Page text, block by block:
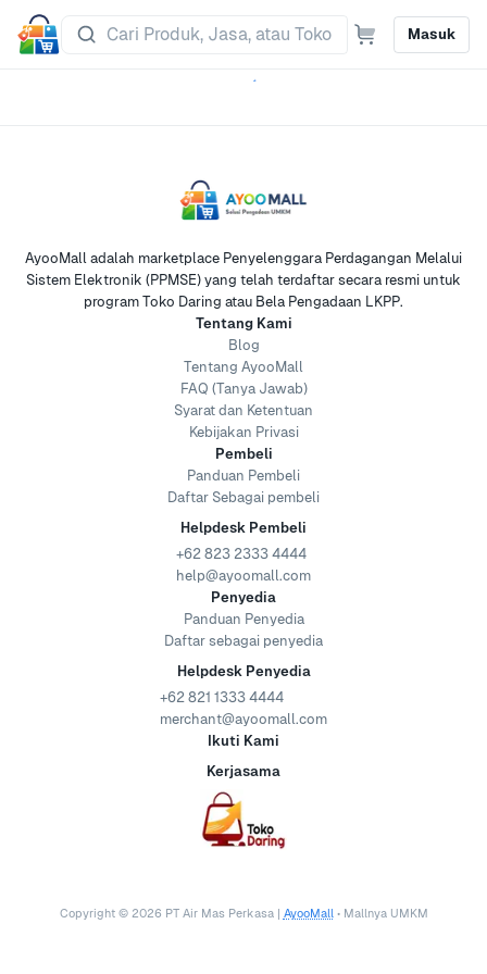
Masuk
AyooMall adalah marketplace Penyelenggara Perdagangan Melalui
Sistem Elektronik (PPMSE) yang telah terdaftar secara resmi untuk
program Toko Daring atau Bela Pengadaan LKPP.
Tentang Kami
Blog
Tentang AyooMall
FAQ (Tanya Jawab)
Syarat dan Ketentuan
Kebijakan Privasi
Pembeli
Panduan Pembeli
Daftar Sebagai pembeli
Helpdesk Pembeli
+62 823 2333 4444
help@ayoomall.com
Penyedia
Panduan Penyedia
Daftar sebagai penyedia
Helpdesk Penyedia
+62 821 1333 4444
merchant@ayoomall.com
Ikuti Kami
Kerjasama
Copyright © 2026 PT Air Mas Perkasa | AyooMall • Mallnya UMKM